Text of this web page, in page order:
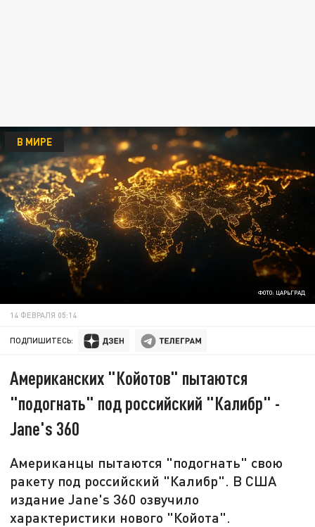
ФОТО: ЦАРЬГРАД
В МИРЕ
14 ФЕВРАЛЯ 05:14
ПОДПИШИТЕСЬ:
Американских "Койотов" пытаются
"подогнать" под российский "Калибр" -
Jane's 360
Американцы пытаются "подогнать" свою
ракету под российский "Калибр". В США
издание Jane's 360 озвучило
характеристики нового "Койота".